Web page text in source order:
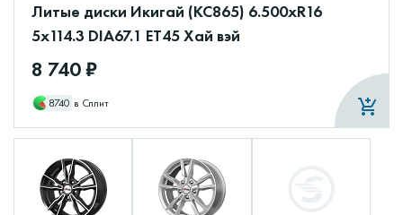
Литые диски Икигай (КС865) 6.500xR16
5x114.3 DIA67.1 ET45 Хай вэй
8 740 ₽
8740 в Сплит